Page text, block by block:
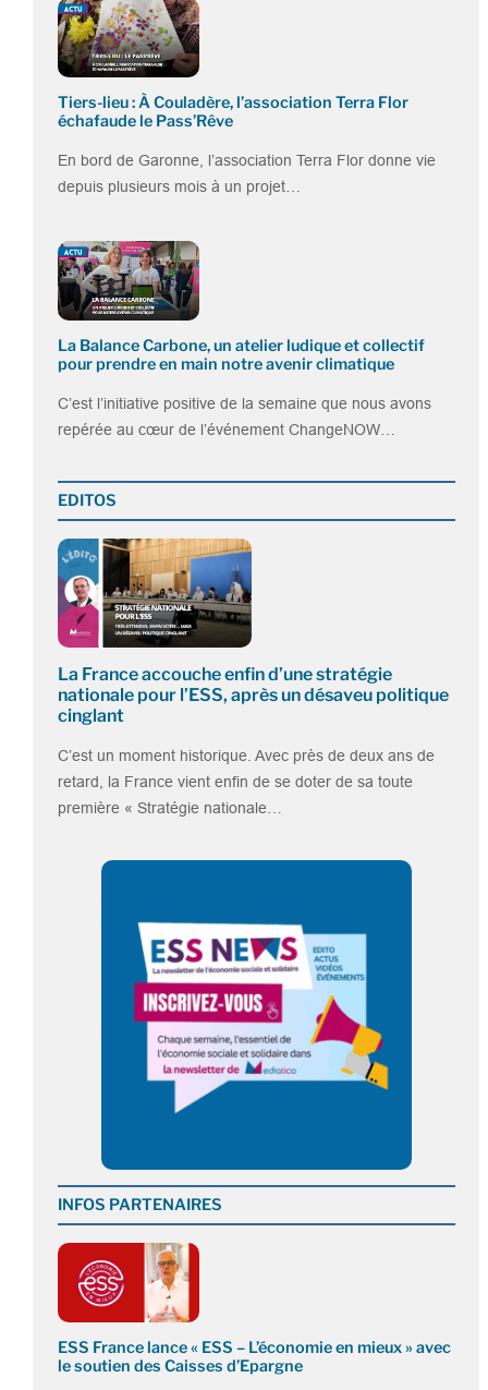
Tiers-lieu : À Couladère, l’association Terra Flor
échafaude le Pass’Rêve
En bord de Garonne, l’association Terra Flor donne vie
depuis plusieurs mois à un projet…
La Balance Carbone, un atelier ludique et collectif
pour prendre en main notre avenir climatique
C’est l’initiative positive de la semaine que nous avons
repérée au cœur de l’événement ChangeNOW…
EDITOS
La France accouche enfin d’une stratégie
nationale pour l’ESS, après un désaveu politique
cinglant
C’est un moment historique. Avec près de deux ans de
retard, la France vient enfin de se doter de sa toute
première « Stratégie nationale…
INFOS PARTENAIRES
ESS France lance « ESS – L’économie en mieux » avec
le soutien des Caisses d’Epargne